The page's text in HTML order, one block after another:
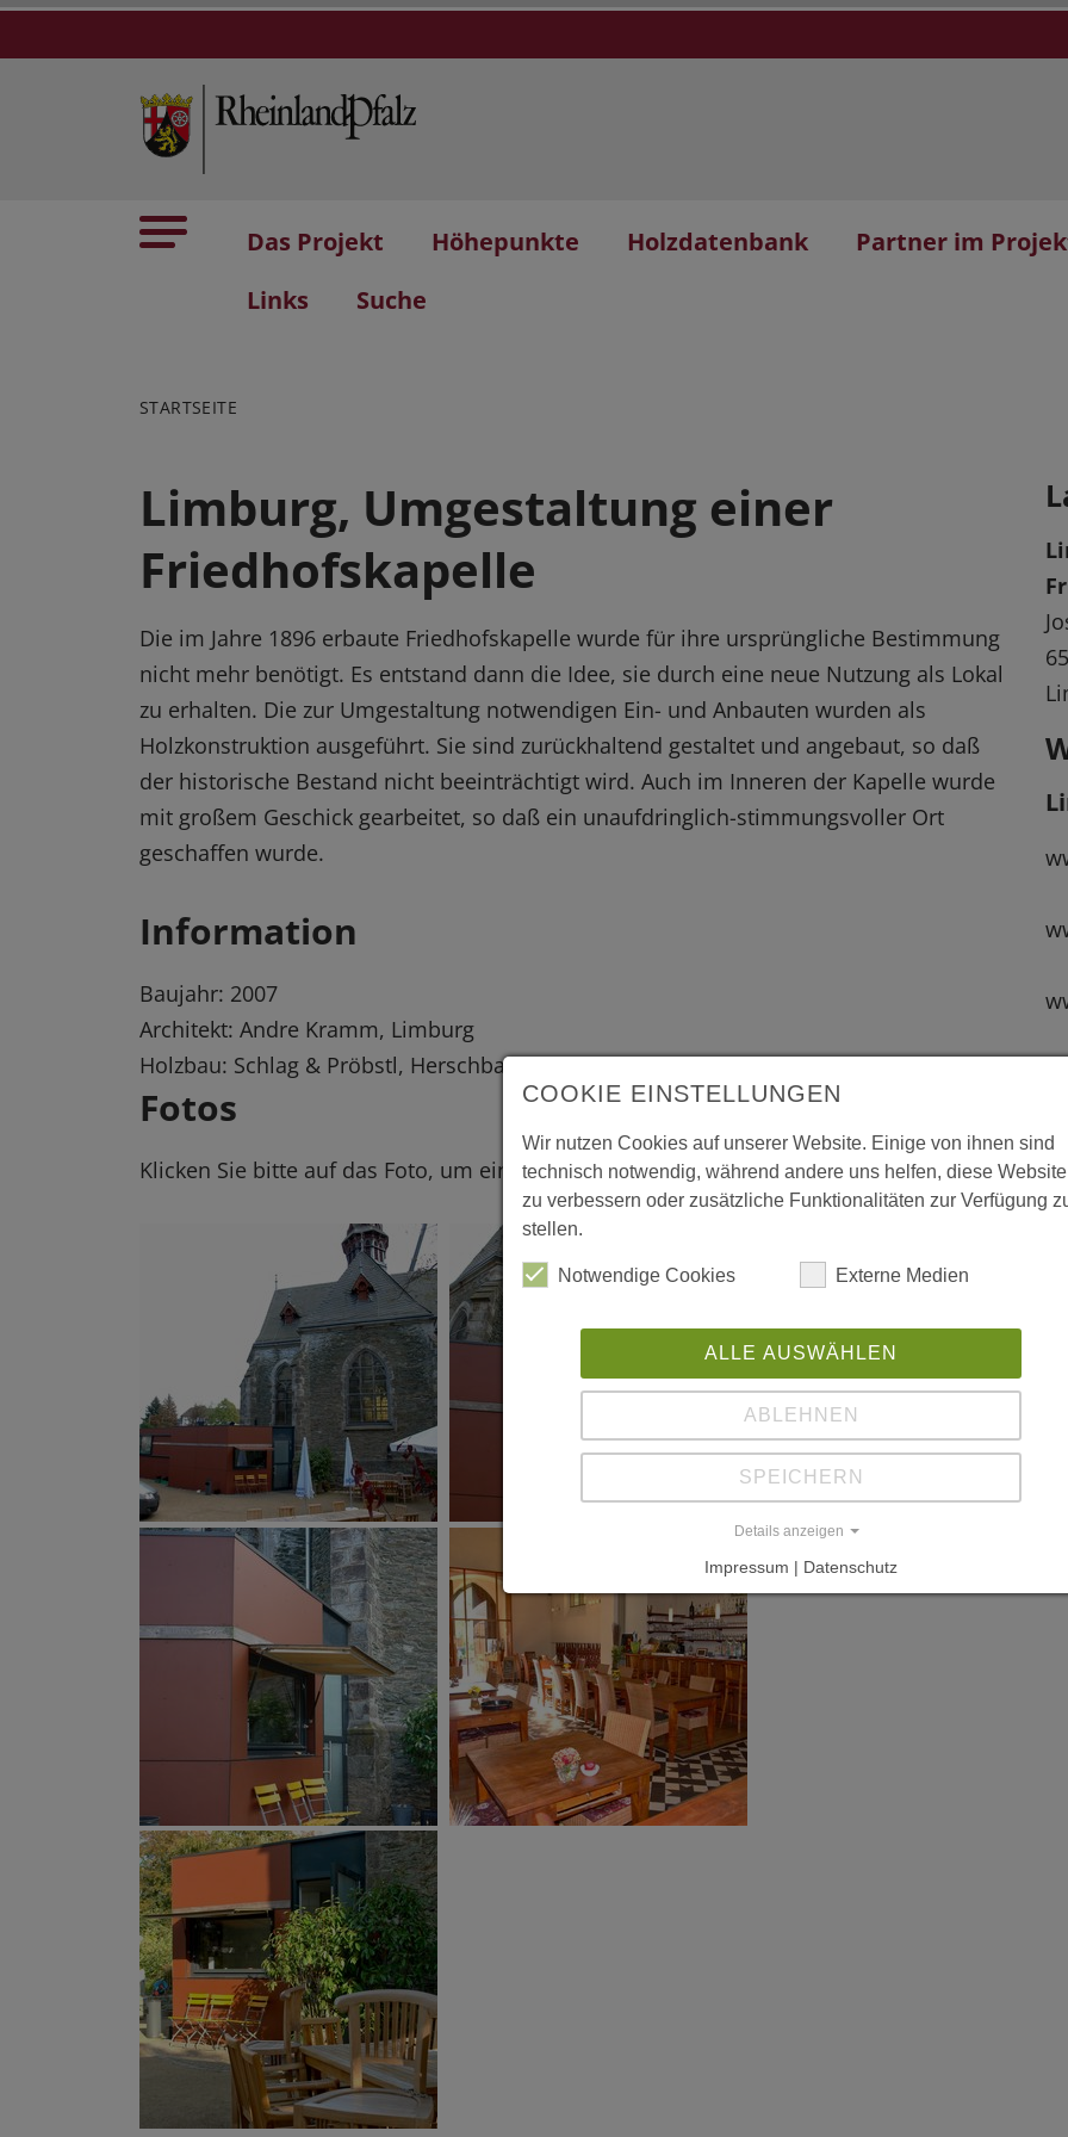
Das Projekt Höhepunkte Holzdatenbank
Partner im
Links
Suche
STARTSEITE
Limburg, Umgestaltung einer
Friedhofskapelle
Die im Jahre 1896 erbaute Friedhofskapelle wurde für ihre ursprüngliche Bestimmung
nicht mehr benötigt. Es entstand dann die Idee, sie durch eine neue Nutzung als Lokal
zu erhalten. Die zur Umgestaltung notwendigen Ein- und Anbauten wurden als
Holzkonstruktion ausgeführt. Sie sind zurückhaltend gestaltet und angebaut, so daß
der historische Bestand nicht beeinträchtigt wird. Auch im Inneren der Kapelle wurde
mit großem Geschick gearbeitet, so daß ein unaufdringlich-stimmungsvoller Ort
geschaffen wurde.
Information
Baujahr: 2007
Architekt: Andre Kramm, Limburg
Holzbau: Schlag & Pröbstl, Herschbach
Fotos
Klicken Sie bitte auf das Foto, um eine vergrößerte Darstellung zu erhalten.
COOKIE EINSTELLUNGEN
Wir nutzen Cookies auf unserer Website. Einige von ihnen sind
technisch notwendig, während andere uns helfen, diese Website
zu verbessern oder zusätzliche Funktionalitäten zur Verfügung
stellen.
Notwendige Cookies Externe Medien
ALLE AUSWÄHLEN
ABLEHNEN
SPEICHERN
Details anzeigen
Impressum | Datenschutz